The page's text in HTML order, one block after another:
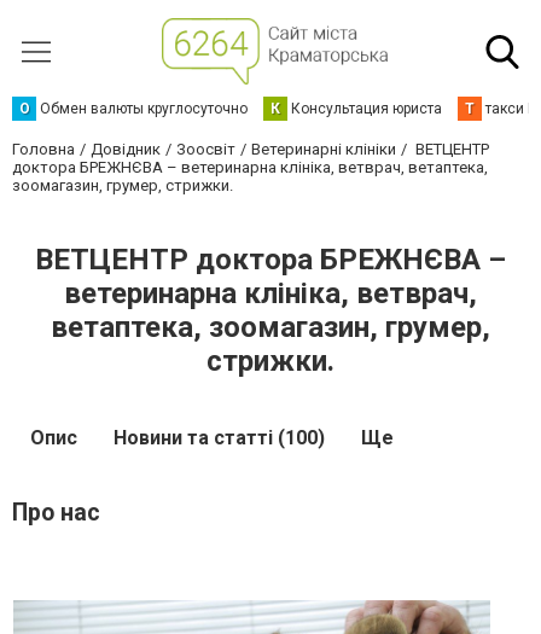
О Обмен валюты круглосуточно К Консультация юриста Т такси
Головна Довідник Зоосвіт Ветеринарні клініки
ВЕТЦЕНТР
доктора БРЕЖНЄВА – ветеринарна клініка, ветврач, ветаптека,
зоомагазин, грумер, стрижки.
ВЕТЦЕНТР доктора БРЕЖНЄВА –
ветеринарна клініка, ветврач,
ветаптека, зоомагазин, грумер,
стрижки.
Опис Новини та статті (100) Ще
Про нас